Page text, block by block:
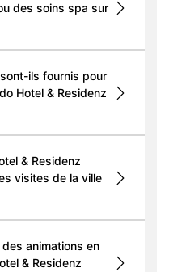
des soins spa sur
ils fournis pour
Hotel & Residenz
& Residenz
visites de la ville
animations en
& Residenz